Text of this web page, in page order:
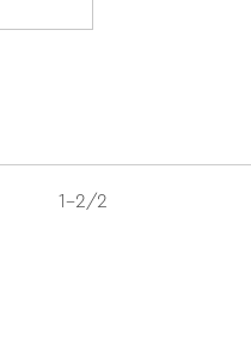
1-2/2